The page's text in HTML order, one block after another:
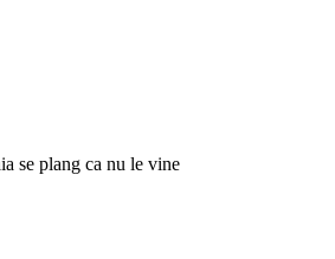
se plang ca nu le vine